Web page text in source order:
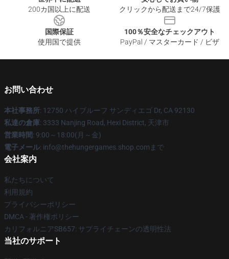
200カ国以上に配送
クリックから配送まで24/7保護
国際保証
使用国で提供
100％安全なチェックアウト
PayPal / マスターカード / ビザ
お問い合わせ
本社事務所: 12750 ハイブルーフ サンディエゴ Dr, CA 92130
私達の倉庫: 3333 Nanjing Road, Hexi District, 天津市
営業時間: 9:00～18:00(月～金)
電子メール: info@thehungergames.shop.comまで
会社案内
私たちについて
利用規約
プライバシーポリシー
DMCA - 著作権ポリシー
カリフォルニアSB657: サプライチェーンの透明性法
当社のサポート